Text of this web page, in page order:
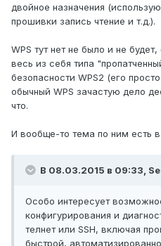
двойное назначения
прошивки запись чтение и т.д.).
WPS тут нет не было и не
весь из себя типа
безопасности WPS2 (его
обычный WPS зачастую дело
что.
И вообще-то тема по ним есть
В 08.03.2015 в 09:33,
Особо интересует
конфигурирования и
телнет или SSH, включая
быстрой,